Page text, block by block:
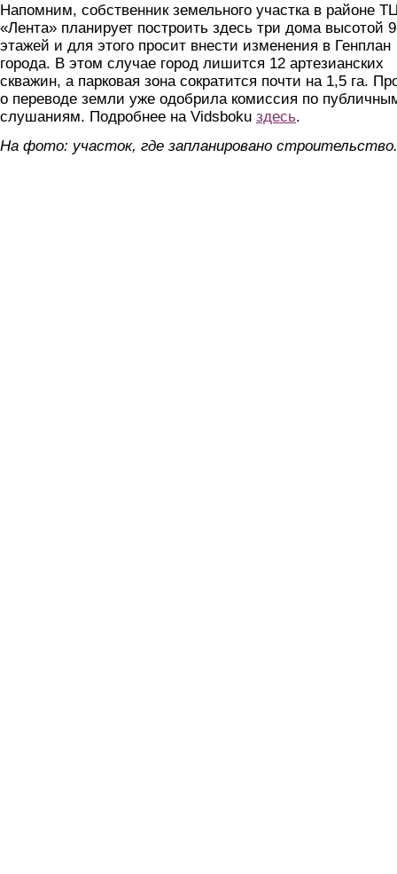
Напомним, собственник земельного участка в районе
«Лента» планирует построить здесь три дома высотой
этажей и для этого просит внести изменения в Генплан
города. В этом случае город лишится 12 артезианских
скважин, а парковая зона сократится почти на 1,5 га.
о переводе земли уже одобрила комиссия по
слушаниям. Подробнее на Vidsboku здесь.
На фото: участок, где запланировано строительство.